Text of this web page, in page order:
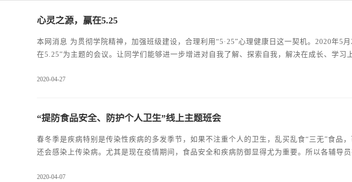
心灵之源，赢在5.25
本网消息 为贯彻学院精神，加强班级建设，合理利用“5·25”心理健康日这一契机。2020年5
在5.25”为主题的会议。让同学们能够进一步增进对自我了解、探索自我，解决在成长、学习
班会通过讲述5.25大学生心理健康日的由来让大家了解等多的心理健康知识，同时邀请了同
2020-04-27
“提防食品安全、防护个人卫生”线上主题班会
春冬季是疾病特别是传染性疾病的多发季节，如果不注重个人的卫生，乱买乱食“三无”食品
还会感染上传染病。尤其是现在疫情期间，食品安全和疾病防御显得尤为重要。所以各辅导
感冒简称流感，由流感病毒引起的急性呼吸道传染病，具有很强的传染性，其发病率占传染
2020-04-07